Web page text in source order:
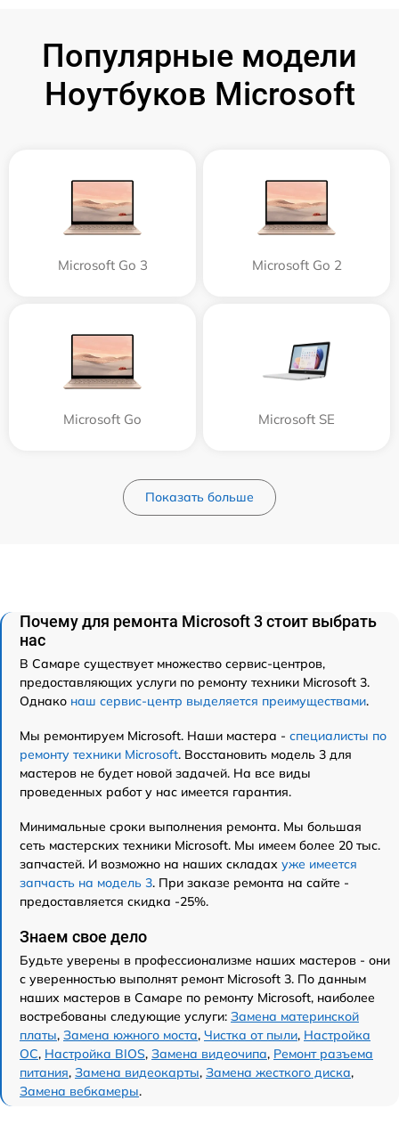
Популярные модели
Ноутбуков Microsoft
Microsoft Go 3 Microsoft Go 2
Microsoft Go Microsoft SE
Показать больше
Почему для ремонта Microsoft 3 стоит выбрать
нас
В Самаре существует множество сервис-центров,
предоставляющих услуги по ремонту техники Microsoft 3.
Однако наш сервис-центр выделяется преимуществами.
Мы ремонтируем Microsoft. Наши мастера - специалисты по
ремонту техники Microsoft. Восстановить модель 3 для
мастеров не будет новой задачей. На все виды
проведенных работ у нас имеется гарантия.
Минимальные сроки выполнения ремонта. Мы большая
сеть мастерских техники Microsoft. Мы имеем более 20 тыс.
запчастей. И возможно на наших складах уже имеется
запчасть на модель 3. При заказе ремонта на сайте -
предоставляется скидка -25%.
Знаем свое дело
Будьте уверены в профессионализме наших мастеров - они
с уверенностью выполнят ремонт Microsoft 3. По данным
наших мастеров в Самаре по ремонту Microsoft, наиболее
востребованы следующие услуги: Замена материнской
платы, Замена южного моста, Чистка от пыли, Настройка
ОС, Настройка BIOS, Замена видеочипа, Ремонт разъема
питания, Замена видеокарты, Замена жесткого диска,
Замена вебкамеры.